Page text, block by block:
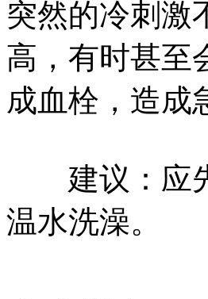
突然的冷刺激
高，有时甚至
成血栓，造成
建议：应先
温水洗澡。